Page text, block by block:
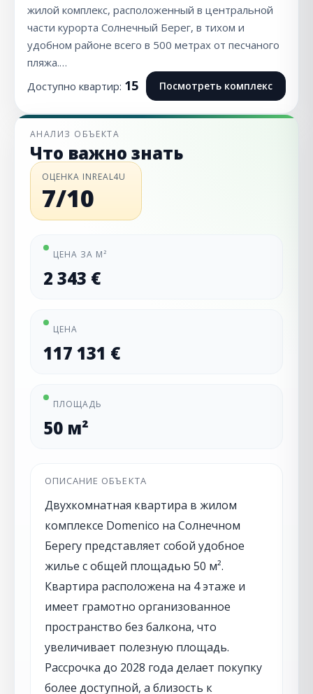
жилой комплекс, расположенный в центральной
части курорта Солнечный Берег, в тихом и
удобном районе всего в 500 метрах от песчаного
пляжа.…
Доступно квартир: 15 Посмотреть комплекс
АНАЛИЗ ОБЪЕКТА
Что важно знать
ОЦЕНКА INREAL4U
7/10
ЦЕНА ЗА М²
2 343 €
ЦЕНА
117 131 €
ПЛОЩАДЬ
50 м²
ОПИСАНИЕ ОБЪЕКТА
Двухкомнатная квартира в жилом
комплексе Domenico на Солнечном
Берегу представляет собой удобное
жилье с общей площадью 50 м².
Квартира расположена на 4 этаже и
имеет грамотно организованное
пространство без балкона, что
увеличивает полезную площадь.
Рассрочка до 2028 года делает покупку
более доступной, а близость к